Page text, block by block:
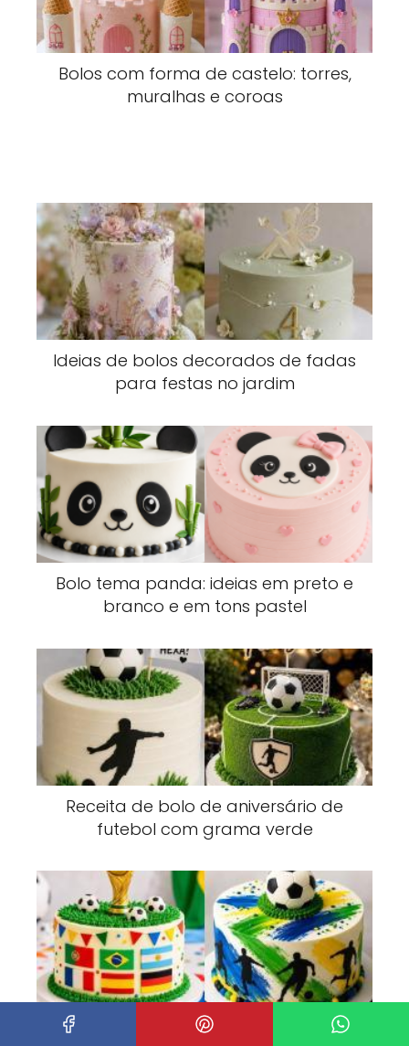
Bolos com forma de castelo: torres,
muralhas e coroas
Ideias de bolos decorados de fadas
para festas no jardim
Bolo tema panda: ideias em preto e
branco e em tons pastel
Receita de bolo de aniversário de
futebol com grama verde
Modelos de bolos Copa do Mundo